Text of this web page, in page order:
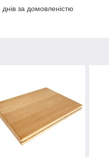
за домовленістю